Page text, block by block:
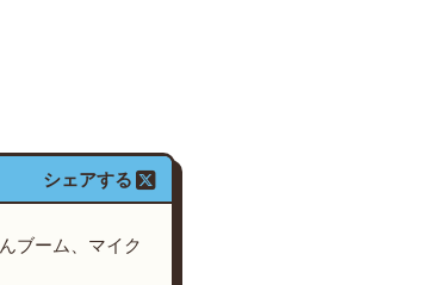
シェアする
ブーム、マイク